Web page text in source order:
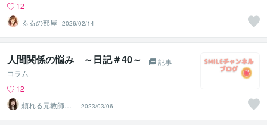
12
るるの部屋
2026/02/14
人間関係の悩み ～日記＃40～
記事
コラム
12
頼れる元教師✨
そら✨寄り添い
人
2023/03/06